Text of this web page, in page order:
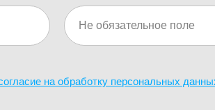
на обработку персональных